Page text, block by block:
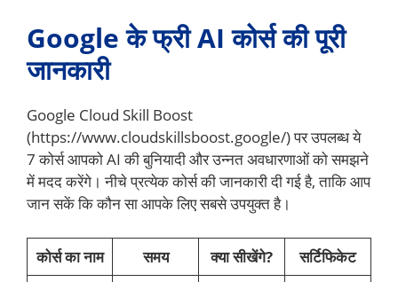
Google के फ्री AI कोर्सकी पूरी
जानकारी
Google Cloud Skill Boost
(https://www.cloudskillsboost.google/) पर उपलब्ध ये
7 कोर्स आपको AI की बुनियादी और उन्नत अवधारणाओं को समझने
में मदद करेंगे। नीचे प्रत्येक कोर्स की जानकारी दी गई है, ताकि आप
जान सकें कि कौन सा आपके लिए सबसे उपयुक्त है।
कोर्स का नाम समय क्या सीखेंगे? सर्टिफिकेट